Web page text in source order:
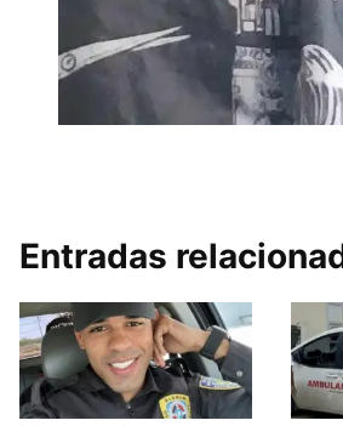
Entradas